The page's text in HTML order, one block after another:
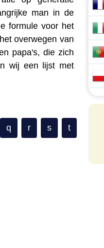
man in de
formule voor het
overwegen van
papa's, die zich
wij een lijst met
q r s t